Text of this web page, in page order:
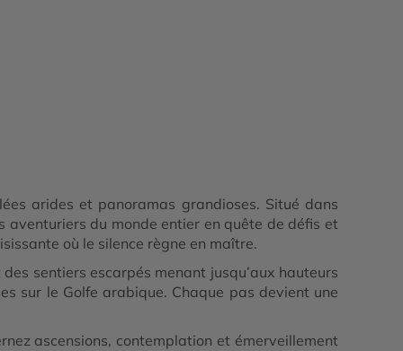
arides et panoramas grandioses. Situé dans
aventuriers du monde entier en quête de défis et
où le silence règne en maître.
sentiers escarpés menant jusqu’aux hauteurs
sur le Golfe arabique. Chaque pas devient une
ascensions, contemplation et émerveillement